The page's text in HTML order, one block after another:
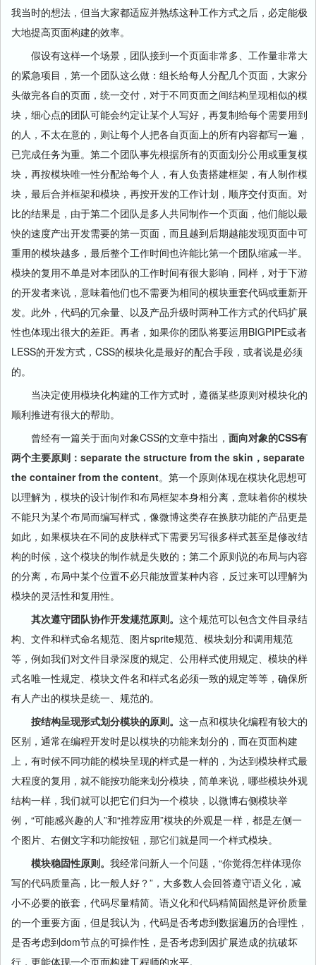
我当时的想法，但当大家都适应并熟练这种工作方式之后，必定能极
大地提高页面构建的效率。
假设有这样一个场景，团队接到一个页面非常多、工作量非常大
的紧急项目，第一个团队这么做：组长给每人分配几个页面，大家分
头做完各自的页面，统一交付，对于不同页面之间结构呈现相似的模
块，细心点的团队可能会约定让某个人写好，再复制给每个需要用到
的人，不太在意的，则让每个人把各自页面上的所有内容都写一遍，
已完成任务为重。第二个团队事先根据所有的页面划分公用或重复模
块，再按模块唯一性分配给每个人，有人负责搭建框架，有人制作模
块，最后合并框架和模块，再按开发的工作计划，顺序交付页面。对
比的结果是，由于第二个团队是多人共同制作一个页面，他们能以最
快的速度产出开发需要的第一页面，而且越到后期越能发现页面中可
重用的模块越多，最后整个工作时间也许能比第一个团队缩减一半。
模块的复用不单是对本团队的工作时间有很大影响，同样，对于下游
的开发者来说，意味着他们也不需要为相同的模块重套代码或重新开
发。此外，代码的冗余量、以及产品升级时两种工作方式的代码扩展
性也体现出很大的差距。再者，如果你的团队将要运用BIGPIPE或者
LESS的开发方式，CSS的模块化是最好的配合手段，或者说是必须
的。
当决定使用模块化构建的工作方式时，遵循某些原则对模块化的
顺利推进有很大的帮助。
曾经有一篇关于面向对象CSS的文章中指出， 面向对象的CSS有
两个主要原则：separate the structure from the skin，separate
the container from the content。第一个原则体现在模块化思想可
以理解为，模块的设计制作和布局框架本身相分离，意味着你的模块
不能只为某个布局而编写样式，像微博这类存在换肤功能的产品更是
如此，如果模块在不同的皮肤样式下需要另写很多样式甚至是修改结
构的时候，这个模块的制作就是失败的；第二个原则说的布局与内容
的分离，布局中某个位置不必只能放置某种内容，反过来可以理解为
模块的灵活性和复用性。
其次遵守团队协作开发规范原则。 这个规范可以包含文件目录结
构、文件和样式命名规范、图片sprite规范、模块划分和调用规范
等，例如我们对文件目录深度的规定、公用样式使用规定、模块的样
式名唯一性规定、模块文件名和样式名必须一致的规定等等，确保所
有人产出的模块是统一、规范的。
按结构呈现形式划分模块的原则。 这一点和模块化编程有较大的
区别，通常在编程开发时是以模块的功能来划分的，而在页面构建
上，有时候不同功能的模块呈现的样式是一样的，为达到模块样式最
大程度的复用，就不能按功能来划分模块，简单来说，哪些模块外观
结构一样，我们就可以把它们归为一个模块，以微博右侧模块举
例，“可能感兴趣的人”和“推荐应用”模块的外观是一样，都是左侧一
个图片、右侧文字和功能按钮，那它们就是同一个样式模块。
模块稳固性原则。 我经常问新人一个问题，“你觉得怎样体现你
写的代码质量高，比一般人好？”，大多数人会回答遵守语义化，减
小不必要的嵌套，代码尽量精简。语义化和代码精简固然是评价质量
的一个重要方面，但是我认为，代码是否考虑到数据遍历的合理性，
是否考虑到dom节点的可操作性，是否考虑到因扩展造成的抗破坏
行，更能体现一个页面构建工程师的水平。